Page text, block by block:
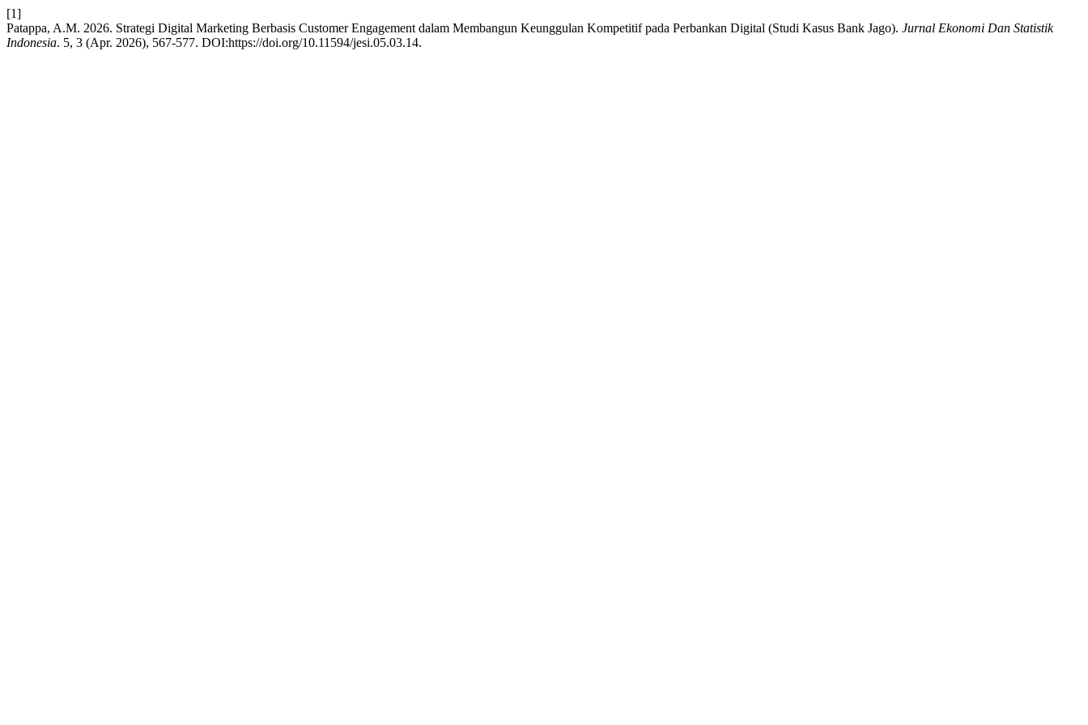
[1]
Patappa, A.M. 2026. Strategi Digital Marketing Berbasis Customer Engagement dalam Membangun Keunggulan Kompetitif pada Perbankan Digital (Studi Kasus Bank Jago). Jurnal Ekonomi Dan Statistik
Indonesia. 5, 3 (Apr. 2026), 567-577. DOI:https://doi.org/10.11594/jesi.05.03.14.